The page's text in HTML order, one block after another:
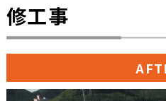
修工事